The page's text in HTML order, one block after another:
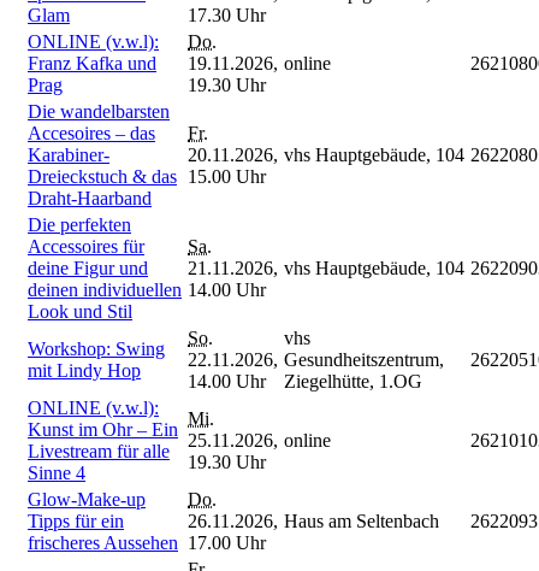
Glam
17.30 Uhr
ONLINE (v.w.l):
Franz Kafka und
Prag
Do.
19.11.2026,
19.30 Uhr
online
Die wandelbarsten
Accesoires – das
Karabiner-
Dreieckstuch & das
Draht-Haarband
Fr.
20.11.2026,
15.00 Uhr
vhs Hauptgebäude, 104
Die perfekten
Accessoires für
deine Figur und
deinen individuellen
Look und Stil
Sa.
21.11.2026,
14.00 Uhr
vhs Hauptgebäude, 104
Workshop: Swing
mit Lindy Hop
So.
22.11.2026,
14.00 Uhr
vhs
Gesundheitszentrum,
Ziegelhütte, 1.OG
ONLINE (v.w.l):
Kunst im Ohr – Ein
Livestream für alle
Sinne 4
Mi.
25.11.2026,
19.30 Uhr
online
Glow-Make-up
Tipps für ein
frischeres Aussehen
Do.
26.11.2026,
17.00 Uhr
Haus am Seltenbach